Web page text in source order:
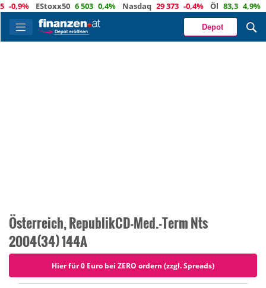
EStoxx50 6 503 0,4% Nasdaq 29 373 -0,4% Öl 83,3 4,9% Euro
Depot
Österreich, RepublikCD-Med.-Term Nts
2004(34) 144A
Hier für 0 Euro bei ZERO ordern (zzgl. Spreads)